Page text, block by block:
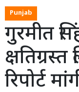
Punjab
गुरमीत
रिपोर्ट